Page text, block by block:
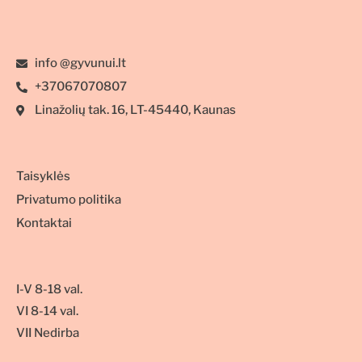
info @gyvunui.lt
+37067070807
Linažolių tak. 16, LT-45440, Kaunas
Taisyklės
Privatumo politika
Kontaktai
I-V 8-18 val.
VI 8-14 val.
VII Nedirba